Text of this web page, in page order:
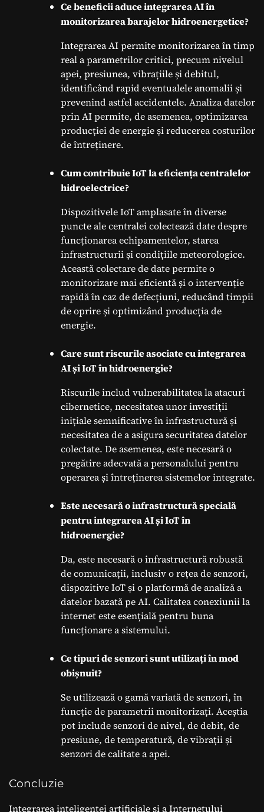
Ce beneficii aduce integrarea AI în
monitorizarea barajelor hidroenergetice?
Integrarea AI permite monitorizarea în timp
real a parametrilor critici, precum nivelul
apei, presiunea, vibrațiile și debitul,
identificând rapid eventualele anomalii și
prevenind astfel accidentele. Analiza datelor
prin AI permite, de asemenea, optimizarea
producției de energie și reducerea costurilor
de întreținere.
Cum contribuie IoT la eficiența centralelor
hidroelectrice?
Dispozitivele IoT amplasate în diverse
puncte ale centralei colectează date despre
funcționarea echipamentelor, starea
infrastructurii și condițiile meteorologice.
Această colectare de date permite o
monitorizare mai eficientă și o intervenție
rapidă în caz de defecțiuni, reducând timpii
de oprire și optimizând producția de
energie.
Care sunt riscurile asociate cu integrarea
AI și IoT în hidroenergie?
Riscurile includ vulnerabilitatea la atacuri
cibernetice, necesitatea unor investiții
inițiale semnificative în infrastructură și
necesitatea de a asigura securitatea datelor
colectate. De asemenea, este necesară o
pregătire adecvată a personalului pentru
operarea și întreținerea sistemelor integrate.
Este necesară o infrastructură specială
pentru integrarea AI și IoT în
hidroenergie?
Da, este necesară o infrastructură robustă
de comunicații, inclusiv o rețea de senzori,
dispozitive IoT și o platformă de analiză a
datelor bazată pe AI. Calitatea conexiunii la
internet este esențială pentru buna
funcționare a sistemului.
Ce tipuri de senzori sunt utilizați în mod
obișnuit?
Se utilizează o gamă variată de senzori, în
funcție de parametrii monitorizați. Aceștia
pot include senzori de nivel, de debit, de
presiune, de temperatură, de vibrații și
senzori de calitate a apei.
Concluzie
Integrarea inteligenței artificiale și a Internetului